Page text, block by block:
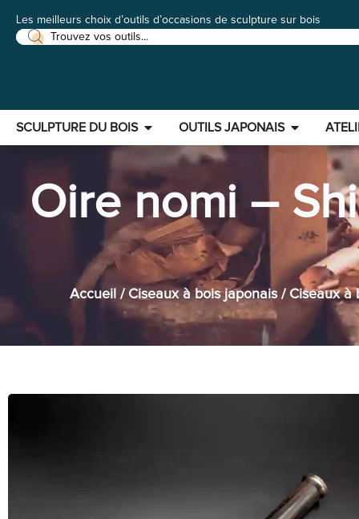
Les meilleurs choix d’outils d’occasions de sculpture sur bois
SCULPTURE DU BOIS OUTILS JAPONAIS
Oire nomi –
Accueil / Ciseaux à bois japonais/ Ciseaux à